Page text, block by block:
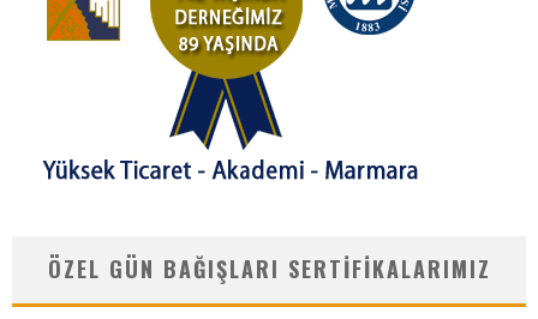
ÖZEL GÜN BAĞIŞLARI SERTIFIKALARIMIZ